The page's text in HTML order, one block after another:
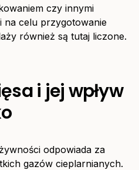
czy innymi
na celu przygotowanie
również są tutaj liczone.
i jej wpływ
odpowiada za
gazów cieplarnianych.